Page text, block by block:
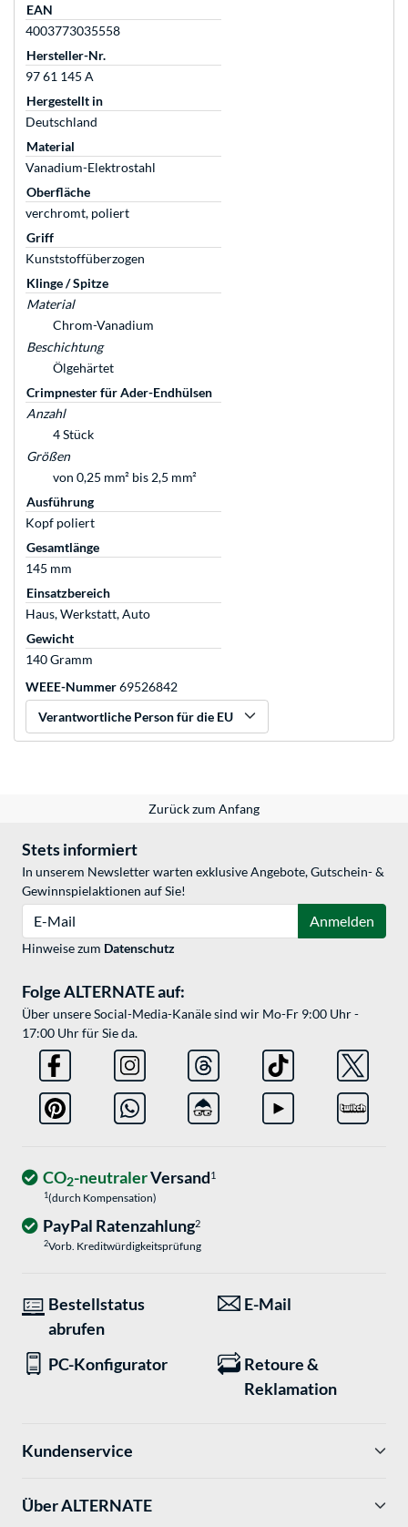
EAN
4003773035558
Hersteller-Nr.
97 61 145 A
Hergestellt in
Deutschland
Material
Vanadium-Elektrostahl
Oberfläche
verchromt, poliert
Griff
Kunststoffüberzogen
Klinge / Spitze
Material
Chrom-Vanadium
Beschichtung
Ölgehärtet
Crimpnester für Ader-Endhülsen
Anzahl
4 Stück
Größen
von 0,25 mm² bis 2,5 mm²
Ausführung
Kopf poliert
Gesamtlänge
145 mm
Einsatzbereich
Haus, Werkstatt, Auto
Gewicht
140 Gramm
WEEE-Nummer69526842
Verantwortliche Person für die EU
Zurück zum Anfang
Stets informiert
In unserem Newsletter warten exklusive Angebote, Gutschein- &
Gewinnspielaktionen auf Sie!
Anmelden
Hinweise zum Datenschutz
Folge ALTERNATE auf:
Über unsere Social-Media-Kanäle sind wir Mo-Fr 9:00 Uhr -
17:00 Uhr für Sie da.
CO2-neutralerVersand1
1(durch Kompensation)
PayPal Ratenzahlung2
2Vorb. Kreditwürdigkeitsprüfung
Bestellstatus
abrufen
E-Mail
PC-Konfigurator
Retoure &
Reklamation
Kundenservice
Über ALTERNATE